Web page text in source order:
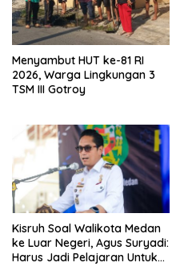
Menyambut HUT ke-81 RI
2026, Warga Lingkungan 3
TSM III Gotroy
Kisruh Soal Walikota Medan
ke Luar Negeri, Agus Suryadi:
Harus Jadi Pelajaran Untuk